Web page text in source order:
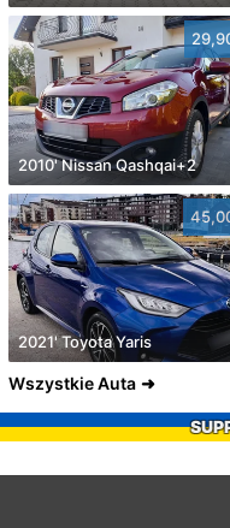
2010' Nissan Qashqai+2
2021' Toyota Yaris
Wszystkie Auta